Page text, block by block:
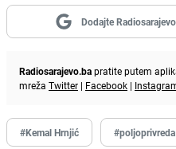
Dodajte
Radiosarajevo.bapratite putem
mreža Twitter | Facebook |
#Kemal Hrnjić #poljoprivreda